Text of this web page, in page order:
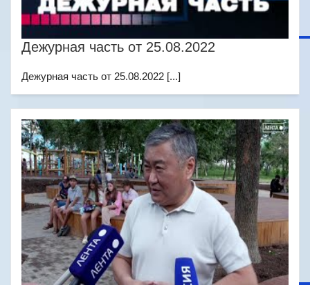
Дежурная часть от 25.08.2022
Дежурная часть от 25.08.2022 [...]